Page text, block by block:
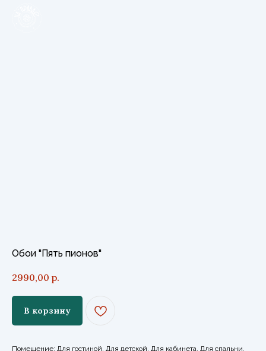
Обои "Пять пионов"
2990,00 р.
В корзину
Помещение: Для гостиной, Для детской, Для кабинета, Для спальни,